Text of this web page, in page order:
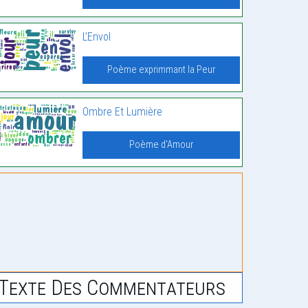
L’Envol
Poème exprimmant la Peur
Ombre Et Lumière
Poème d'Amour
Des Commentateurs